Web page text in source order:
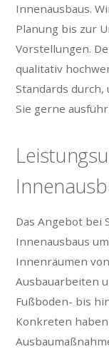
Innenausbaus.
Planung bis zur
Vorstellungen.
qualitativ
Standards
Sie gerne
Das Angebot bei
Innenausbaus
Innenräumen
Ausbauarbeiten
Fußboden- bis
Konkreten